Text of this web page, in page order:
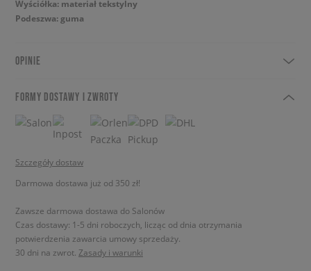
Wyściółka: materiał tekstylny
Podeszwa: guma
OPINIE
FORMY DOSTAWY I ZWROTY
Szczegóły dostaw
Darmowa dostawa już od 350 zł!
Zawsze darmowa dostawa do Salonów
Czas dostawy: 1-5 dni roboczych, licząc od dnia otrzymania
potwierdzenia zawarcia umowy sprzedaży.
30 dni na zwrot. Zasady i warunki